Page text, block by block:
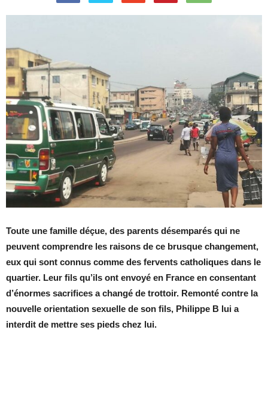
Toute une famille déçue, des parents désemparés qui ne
peuvent comprendre les raisons de ce brusque changement,
eux qui sont connus comme des fervents catholiques dans le
quartier. Leur fils qu’ils ont envoyé en France en consentant
d’énormes sacrifices a changé de trottoir. Remonté contre la
nouvelle orientation sexuelle de son fils, Philippe B lui a
interdit de mettre ses pieds chez lui.